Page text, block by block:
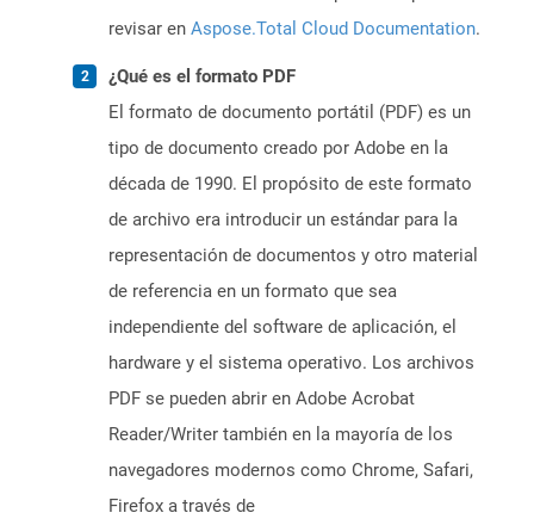
revisar en Aspose.Total Cloud Documentation.
¿Qué es el formato PDF
El formato de documento portátil (PDF) es un
tipo de documento creado por Adobe en la
década de 1990. El propósito de este formato
de archivo era introducir un estándar para la
representación de documentos y otro material
de referencia en un formato que sea
independiente del software de aplicación, el
hardware y el sistema operativo. Los archivos
PDF se pueden abrir en Adobe Acrobat
Reader/Writer también en la mayoría de los
navegadores modernos como Chrome, Safari,
Firefox a través de